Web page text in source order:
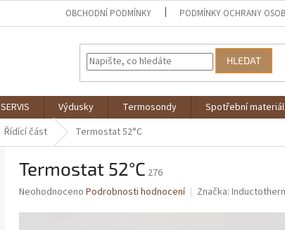
OBCHODNÍ PODMÍNKY PODMÍNKY OCHRANY
HLEDAT
SERVIS Výdusky Termosondy Spotřební materiál
Řídící část Termostat 52°C
Termostat 52°C 276
Průměrné
Neohodnoceno Podrobnosti hodnocení Značka: